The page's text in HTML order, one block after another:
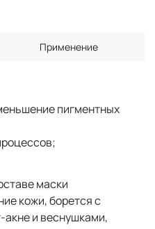
Применение
пигментных
маски
кожи, борется с
и веснушками,